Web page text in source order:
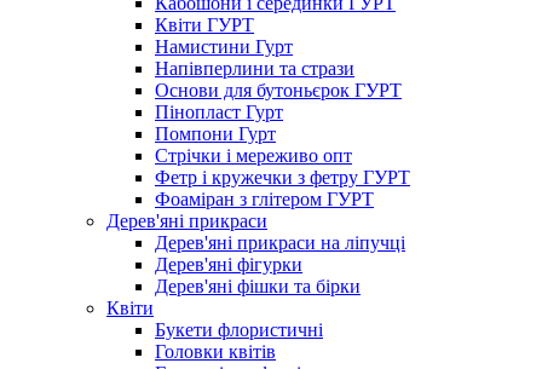
Квіти ГУРТ
Намистини Гурт
Напівперлини та стрази
Основи для бутоньєрок ГУРТ
Пінопласт Гурт
Помпони Гурт
Стрічки і мереживо опт
Фетр і кружечки з фетру ГУРТ
Фоаміран з глітером ГУРТ
Дерев'яні прикраси
Дерев'яні прикраси на ліпучці
Дерев'яні фігурки
Дерев'яні фішки та бірки
Квіти
Букети флористичні
Головки квітів